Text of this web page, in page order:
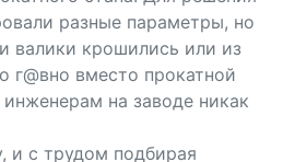
разные параметры, но
валики крошились или из
г@вно вместо прокатной
на заводе никак
и с трудом подбирая